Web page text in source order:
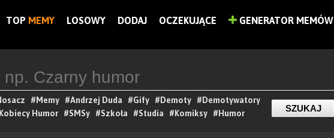
TOP MEMY LOSOWY DODAJ OCZEKUJĄCE GENERATOR MEMÓW
#Memy #Andrzej Duda #Gify #Demoty
#Demotywatory
Humor #SMSy #Szkoła #Studia #Komiksy #Humor